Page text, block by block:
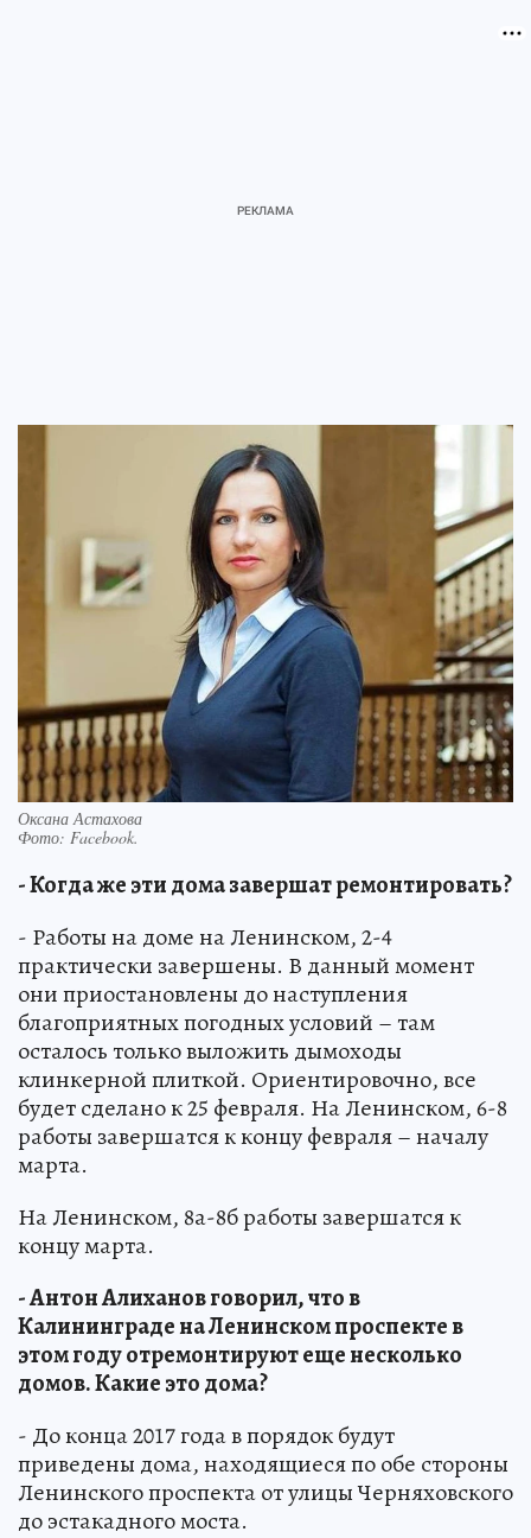
Оксана Астахова
Фото: Facebook.
- Когда же эти дома завершат ремонтировать?
- Работы на доме на Ленинском, 2-4
практически завершены. В данный момент
они приостановлены до наступления
благоприятных погодных условий – там
осталось только выложить дымоходы
клинкерной плиткой. Ориентировочно, все
будет сделано к 25 февраля. На Ленинском, 6-8
работы завершатся к концу февраля – началу
марта.
На Ленинском, 8а-8б работы завершатся к
концу марта.
- Антон Алиханов говорил, что в
Калининграде на Ленинском проспекте в
этом году отремонтируют еще несколько
домов. Какие это дома?
- До конца 2017 года в порядок будут
приведены дома, находящиеся по обе стороны
Ленинского проспекта от улицы Черняховского
до эстакадного моста.